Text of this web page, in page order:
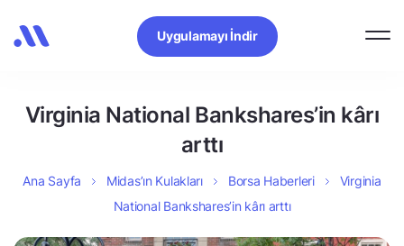
Uygulamayı İndir
Virginia National Bankshares’in kârı
arttı
Ana Sayfa Midas’ın Kulakları Borsa Haberleri
Virginia
National Bankshares’in kârı arttı